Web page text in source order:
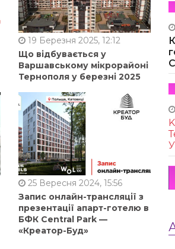
19 Березня 2025, 12:12
Що відбувається у
Варшавському мікрорайоні
Тернополя у березні 2025
25 Вересня 2024, 15:56
Запис онлайн-трансляції з
презентації апарт-готелю в
БФК Central Park —
«Креатор-Буд»